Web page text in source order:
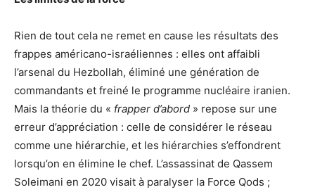
Rien de tout cela ne remet en cause les résultats des
frappes américano-israéliennes : elles ont affaibli
l’arsenal du Hezbollah, éliminé une génération de
commandants et freiné le programme nucléaire iranien.
Mais la théorie du « frapper d’abord » repose sur une
erreur d’appréciation : celle de considérer le réseau
comme une hiérarchie, et les hiérarchies s’effondrent
lorsqu’on en élimine le chef. L’assassinat de Qassem
Soleimani en 2020 visait à paralyser la Force Qods ;